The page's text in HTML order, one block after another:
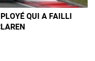
QUI A FAILLI